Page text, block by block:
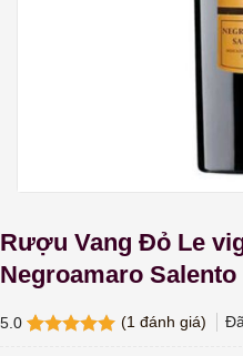
Rượu Vang Đỏ Le
Negroamaro Salento
5.0
(1 đánh giá)